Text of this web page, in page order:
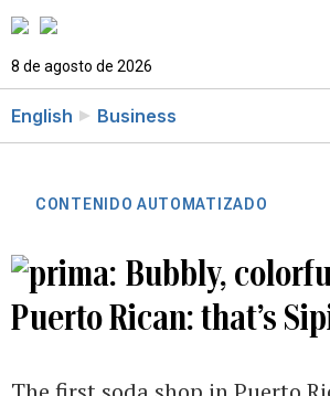
8 de agosto de 2026
English Business
CONTENIDO AUTOMATIZADO
Bubbly,
Puerto Rican: that’s